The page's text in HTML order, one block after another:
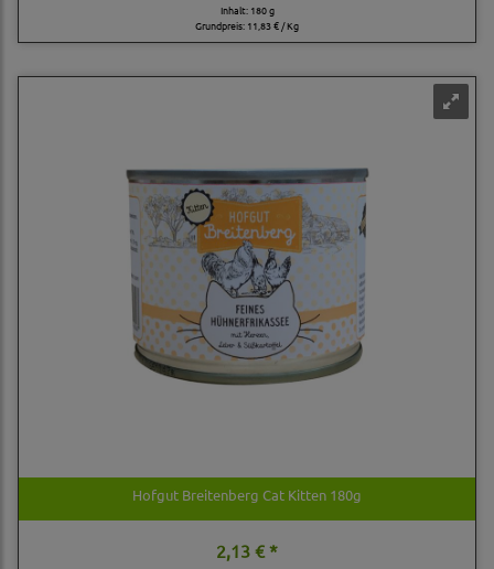
Inhalt: 180 g
Grundpreis: 11,83 € / Kg
Hofgut Breitenberg Cat Kitten 180g
2,13 € *